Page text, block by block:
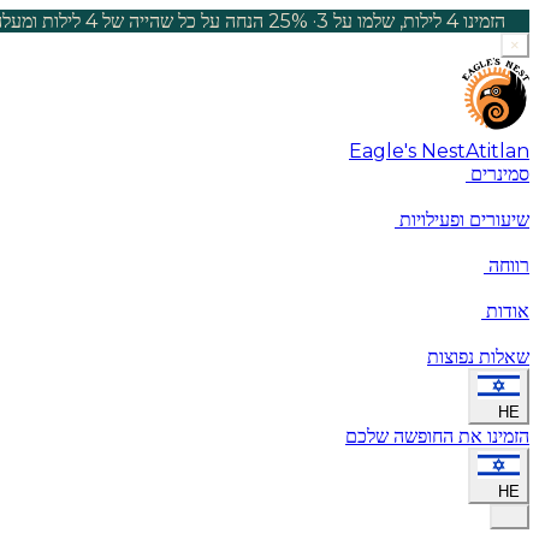
הזמינו 4 לילות, שלמו על 3 · 25% הנחה על כל שהייה של 4 לילות ומעלה, עד ה-30 בספטמבר.
×
Eagle's NestAtitlan
סמינרים
שיעורים ופעילויות
רווחה
אודות
שאלות נפוצות
HE
הזמינו את החופשה שלכם
HE